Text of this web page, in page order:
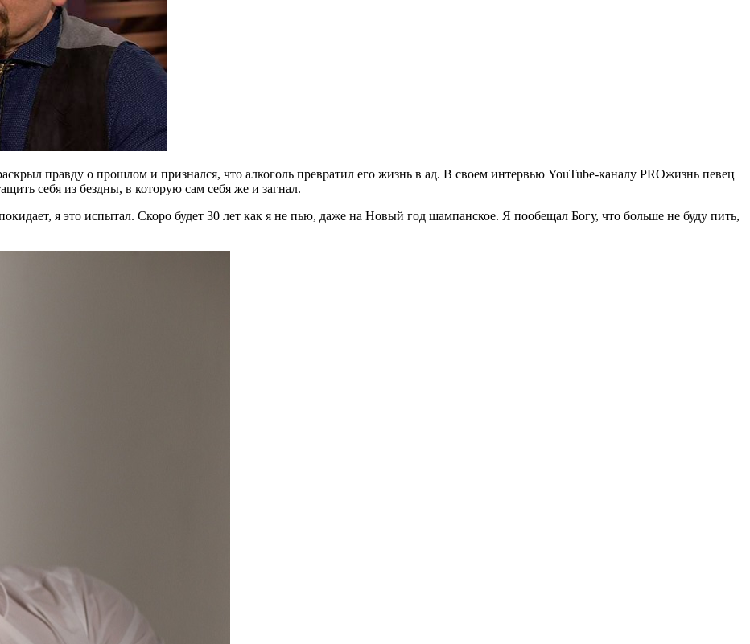
правду о прошлом и признался, что алкоголь превратил его жизнь в ад. В своем интервью YouTube-каналу PROжизнь певец
себя из бездны, в которую сам себя же и загнал.
я это испытал. Скоро будет 30 лет как я не пью, даже на Новый год шампанское. Я пообещал Богу, что больше не буду пить,